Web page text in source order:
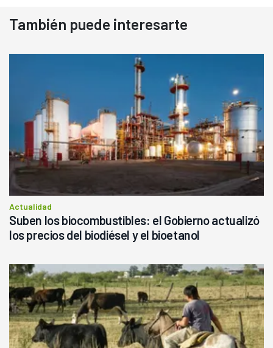
También puede interesarte
Actualidad
Suben los biocombustibles: el Gobierno actualizó
los precios del biodiésel y el bioetanol